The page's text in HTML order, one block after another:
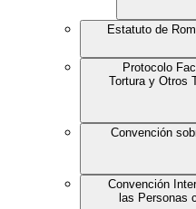
Estatuto de
Protocolo
Tortura y Otros
Convención
Convención
las Personas